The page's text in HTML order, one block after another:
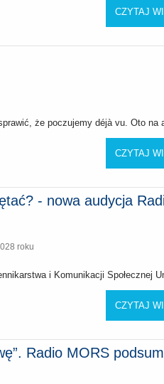
CZYTAJ
że poczujemy déjà vu. Oto na
CZYTAJ
- nowa audycja
roku
i Komunikacji Społecznej
CZYTAJ
Radio MORS